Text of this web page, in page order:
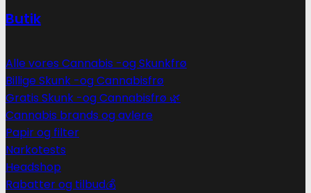
Butik
Alle vores Cannabis -og Skunkfrø
Billige Skunk -og Cannabisfrø
Gratis Skunk -og Cannabisfrø 🌿
Cannabis brands og avlere
Papir og filter
Narkotests
Headshop
Rabatter og tilbud💰